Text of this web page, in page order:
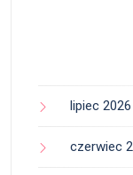
lipiec 2026
czerwiec